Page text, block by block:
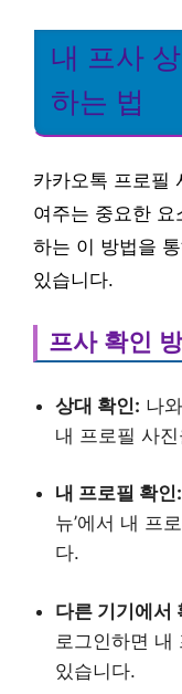
내 프사
하는 법
카카오톡 프로필
여주는 중요한
하는 이 방법을
있습니다.
프사 확인
상대 확인: 나
내 프로필 사
내 프로필 확인:
뉴’에서 내 프
다.
다른 기기에서
로그인하면 내
있습니다.